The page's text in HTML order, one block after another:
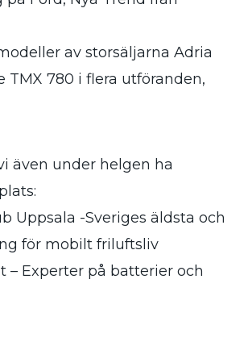
av storsäljarna Adria
TMX 780 i flera utföranden,
även under helgen ha
Uppsala -Sveriges äldsta och
för mobilt friluftsliv
– Experter på batterier och